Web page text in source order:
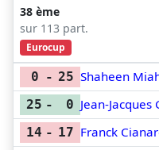
38 ème
sur 113 part.
Eurocup
0 - 25 Shaheen
25 - 0 Jean-
14 - 17 Franck